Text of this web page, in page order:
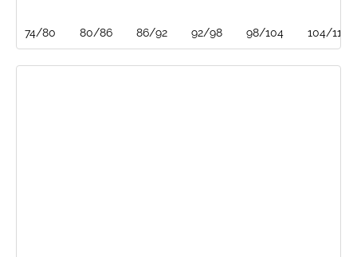
74/80 80/86 86/92 92/98 98/104 104/110